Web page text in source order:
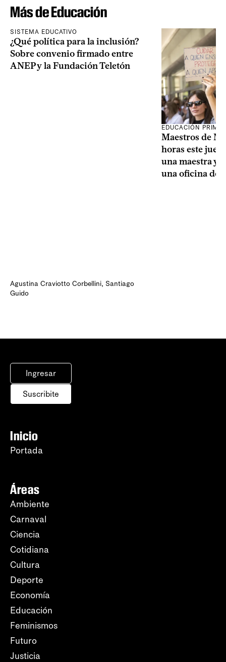
Más de Educación
SISTEMA EDUCATIVO
¿Qué política para la inclusión?
Sobre convenio firmado entre
ANEP y la Fundación Teletón
Agustina Craviotto Corbellini, Santiago
Guido
EDUCACIÓN
Maestros de
horas este
una maestra y
una oficina de
Ingresar
Suscribite
Inicio
Portada
Áreas
Ambiente
Carnaval
Ciencia
Cotidiana
Cultura
Deporte
Economía
Educación
Feminismos
Futuro
Justicia